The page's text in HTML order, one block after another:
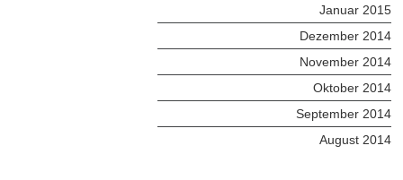
Januar 2015
Dezember 2014
November 2014
Oktober 2014
September 2014
August 2014